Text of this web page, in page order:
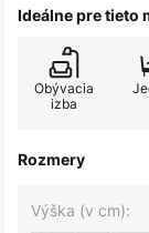
Ideálne pre tieto
Obývacia
izba
Rozmery
Výška (v cm):